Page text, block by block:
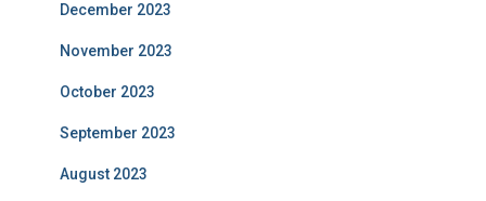
December 2023
November 2023
October 2023
September 2023
August 2023